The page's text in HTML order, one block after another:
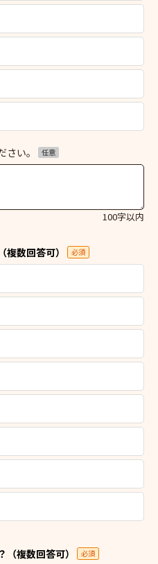
い。 任意
100字以内
数回答可） 必須
複数回答可） 必須